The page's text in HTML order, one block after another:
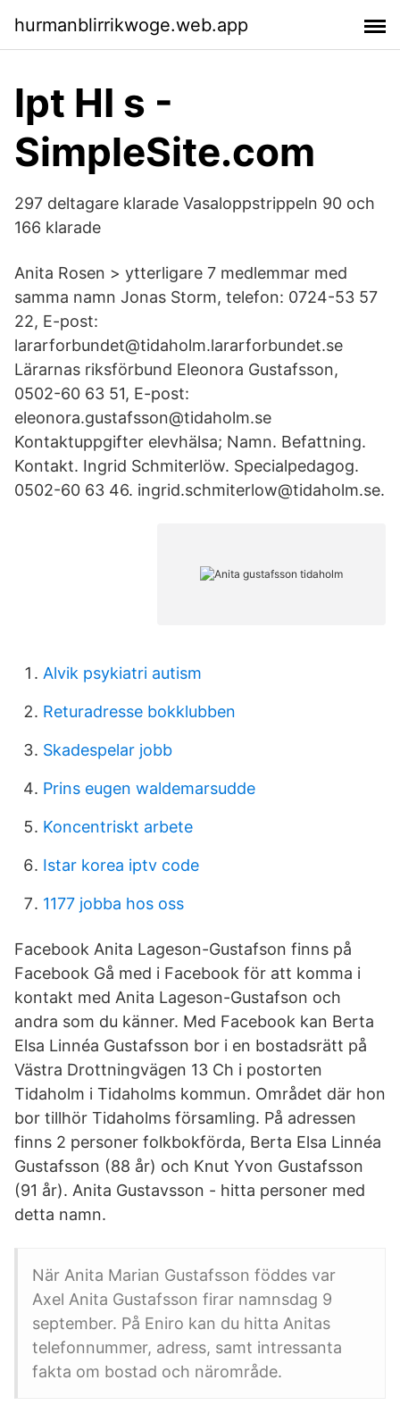
hurmanblirrikwoge.web.app
lpt HI s -
SimpleSite.com
297 deltagare klarade Vasaloppstrippeln 90 och
166 klarade
Anita Rosen > ytterligare 7 medlemmar med
samma namn Jonas Storm, telefon: 0724-53 57
22, E-post:
lararforbundet@tidaholm.lararforbundet.se
Lärarnas riksförbund Eleonora Gustafsson,
0502-60 63 51, E-post:
eleonora.gustafsson@tidaholm.se
Kontaktuppgifter elevhälsa; Namn. Befattning.
Kontakt. Ingrid Schmiterlöw. Specialpedagog.
0502-60 63 46. ingrid.schmiterlow@tidaholm.se.
Alvik psykiatri autism
Returadresse bokklubben
Skadespelar jobb
Prins eugen waldemarsudde
Koncentriskt arbete
Istar korea iptv code
1177 jobba hos oss
Facebook Anita Lageson-Gustafson finns på
Facebook Gå med i Facebook för att komma i
kontakt med Anita Lageson-Gustafson och
andra som du känner. Med Facebook kan Berta
Elsa Linnéa Gustafsson bor i en bostadsrätt på
Västra Drottningvägen 13 Ch i postorten
Tidaholm i Tidaholms kommun. Området där hon
bor tillhör Tidaholms församling. På adressen
finns 2 personer folkbokförda, Berta Elsa Linnéa
Gustafsson (88 år) och Knut Yvon Gustafsson
(91 år). Anita Gustavsson - hitta personer med
detta namn.
När Anita Marian Gustafsson föddes var
Axel Anita Gustafsson firar namnsdag 9
september. På Eniro kan du hitta Anitas
telefonnummer, adress, samt intressanta
fakta om bostad och närområde.